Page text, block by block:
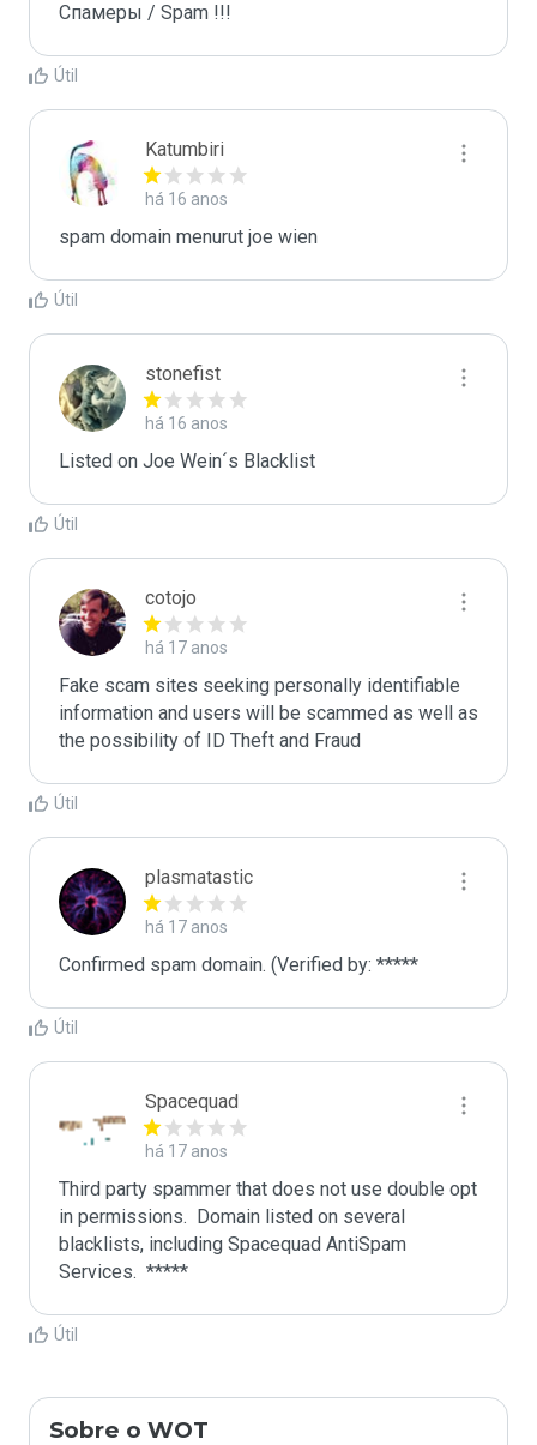
Спамеры / Spam !!!
Útil
Katumbiri
há 16 anos
spam domain menurut joe wien
Útil
stonefist
há 16 anos
Listed on Joe Wein´s Blacklist
Útil
cotojo
há 17 anos
Fake scam sites seeking personally identifiable
information and users will be scammed as well as
the possibility of ID Theft and Fraud
Útil
plasmatastic
há 17 anos
Confirmed spam domain. (Verified by: *****
Útil
Spacequad
há 17 anos
Third party spammer that does not use double opt
in permissions.  Domain listed on several
blacklists, including Spacequad AntiSpam
Útil
Sobre o WOT